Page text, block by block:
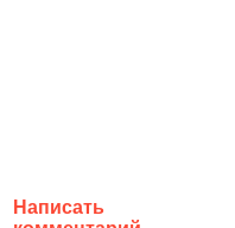
Написать